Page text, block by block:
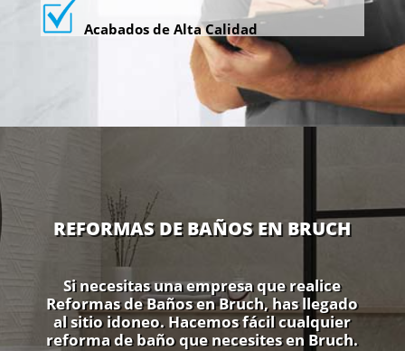
Acabados de Alta Calidad
REFORMAS DE BAÑOS EN BRUCH
Si necesitas una empresa que realice
Reformas de Baños en Bruch, has llegado
al sitio idoneo. Hacemos fácil cualquier
reforma de baño que necesites en Bruch.